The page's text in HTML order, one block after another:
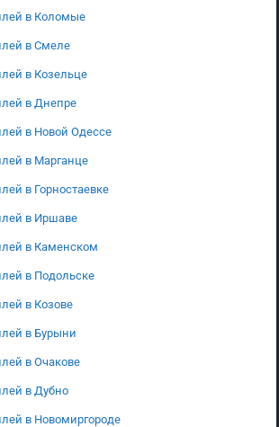
в Коломые
в Смеле
в Козельце
в Днепре
в Новой Одессе
в Марганце
в Горностаевке
в Иршаве
в Каменском
в Подольске
в Козове
в Бурыни
в Очакове
в Дубно
в Новомиргороде